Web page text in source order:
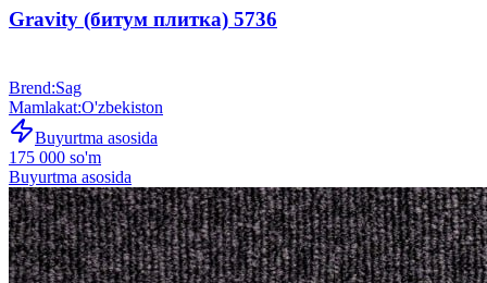
Gravity (битум плитка) 5736
Brend:Sag
Mamlakat:O'zbekiston
Buyurtma asosida
175 000 so'm
Buyurtma asosida